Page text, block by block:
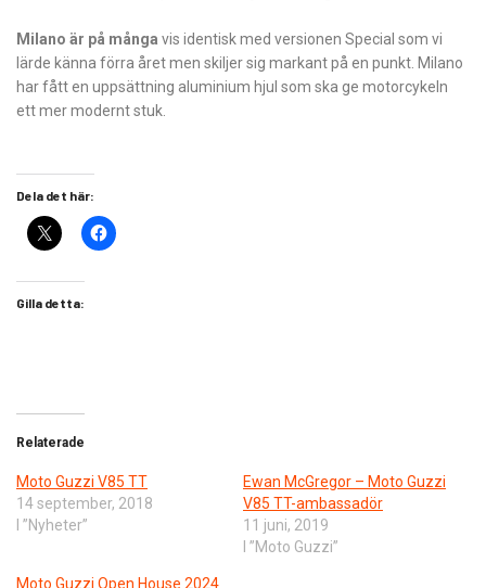
Milano är på många vis identisk med versionen Special som vi
lärde känna förra året men skiljer sig markant på en punkt. Milano
har fått en uppsättning aluminium hjul som ska ge motorcykeln
ett mer modernt stuk.
Dela det här:
Gilla detta:
Relaterade
Moto Guzzi V85 TT
14 september, 2018
I ”Nyheter”
Ewan McGregor – Moto Guzzi
V85 TT-ambassadör
11 juni, 2019
I ”Moto Guzzi”
Moto Guzzi Open House 2024